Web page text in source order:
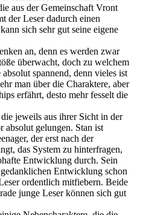
aus der Gemeinschaft Vront
der Leser dadurch einen
sich sehr gut seine eigene
an, denn es werden zwar
überwacht, doch zu welchem
spannend, denn vieles ist
man über die Charaktere, aber
erfährt, desto mehr fesselt die
jeweils aus ihrer Sicht in der
absolut gelungen. Stan ist
der erst nach der
das System zu hinterfragen,
Entwicklung durch. Sein
Entwicklung schon
ordentlich mitfiebern. Beide
junge Leser können sich gut